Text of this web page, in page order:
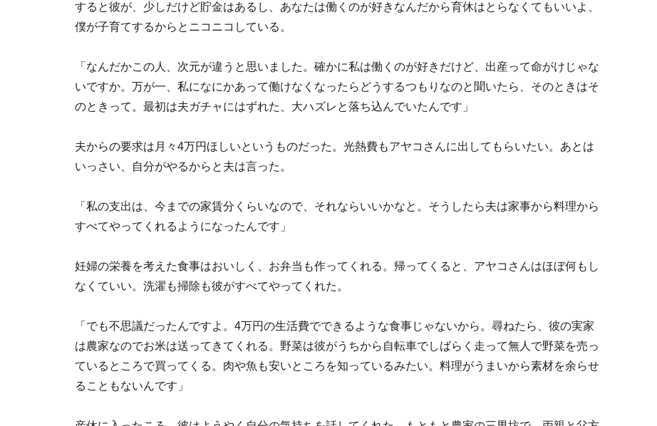
すると彼が、少しだけど貯金はあるし、あなたは働くのが好きなんだから育休はとらなくてもいいよ、
僕が子育てするからとニコニコしている。
「なんだかこの人、次元が違うと思いました。確かに私は働くのが好きだけど、出産って命がけじゃな
いですか。万が一、私になにかあって働けなくなったらどうするつもりなのと聞いたら、そのときはそ
のときって。最初は夫ガチャにはずれた、大ハズレと落ち込んでいたんです」
夫からの要求は月々4万円ほしいというものだった。光熱費もアヤコさんに出してもらいたい。あとは
いっさい、自分がやるからと夫は言った。
「私の支出は、今までの家賃分くらいなので、それならいいかなと。そうしたら夫は家事から料理から
すべてやってくれるようになったんです」
妊婦の栄養を考えた食事はおいしく、お弁当も作ってくれる。帰ってくると、アヤコさんはほぼ何もし
なくていい。洗濯も掃除も彼がすべてやってくれた。
「でも不思議だったんですよ。4万円の生活費でできるような食事じゃないから。尋ねたら、彼の実家
は農家なのでお米は送ってきてくれる。野菜は彼がうちから自転車でしばらく走って無人で野菜を売っ
ているところで買ってくる。肉や魚も安いところを知っているみたい。料理がうまいから素材を余らせ
ることもないんです」